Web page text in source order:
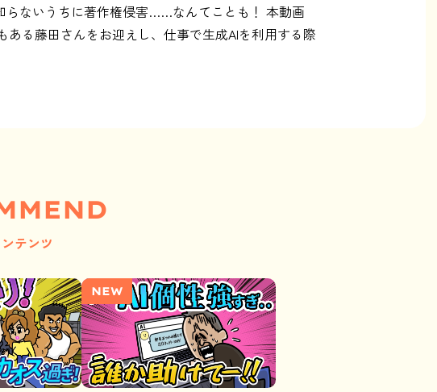
らないうちに著作権侵害……なんてことも！ 本動画
る藤田さんをお迎えし、仕事で生成AIを利用する際
テンツ
NEW